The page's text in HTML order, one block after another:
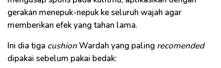
gerakan menepuk-nepuk ke seluruh wajah agar
memberikan efek yang tahan lama.
Ini dia tiga cushionWardah yang paling recomended
dipakai sebelum pakai bedak: